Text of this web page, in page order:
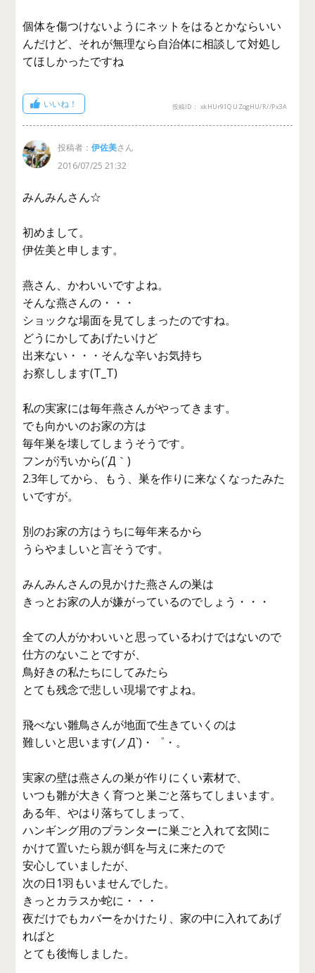
個体を傷つけないようにネットをはるとかならいい
んだけど、それが無理なら自治体に相談して対処し
てほしかったですね
いいね！ 投稿ID： xkHUr91QUZqgHU/R//Px3A
投稿者：伊佐美さん
2016/07/25 21:32
みんみんさん☆
初めまして。
伊佐美と申します。
燕さん、かわいいですよね。
そんな燕さんの・・・
ショックな場面を見てしまったのですね。
どうにかしてあげたいけど
出来ない・・・そんな辛いお気持ち
お察しします(T_T)
私の実家には毎年燕さんがやってきます。
でも向かいのお家の方は
毎年巣を壊してしまうそうです。
フンが汚いから(´Д｀)
2.3年してから、もう、巣を作りに来なくなったみた
いですが。
別のお家の方はうちに毎年来るから
うらやましいと言そうです。
みんみんさんの見かけた燕さんの巣は
きっとお家の人が嫌がっているのでしょう・・・
全ての人がかわいいと思っているわけではないので
仕方のないことですが、
鳥好きの私たちにしてみたら
とても残念で悲しい現場ですよね。
飛べない雛鳥さんが地面で生きていくのは
難しいと思います(ノД`)・゜・。
実家の壁は燕さんの巣が作りにくい素材で、
いつも雛が大きく育つと巣ごと落ちてしまいます。
ある年、やはり落ちてしまって、
ハンギング用のプランターに巣ごと入れて玄関に
かけて置いたら親が餌を与えに来たので
安心していましたが、
次の日1羽もいませんでした。
きっとカラスか蛇に・・・
夜だけでもカバーをかけたり、家の中に入れてあげ
ればと
とても後悔しました。